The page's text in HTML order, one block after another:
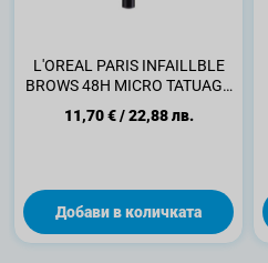
L'ORЕAL PARIS INFAILLBLE
BROWS 48H MICRO TATUAGE
Brunette
11,70 €/22,88 лв.
Добави в количката